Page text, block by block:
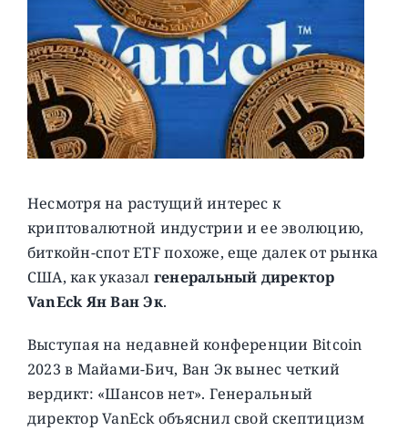
Несмотря на растущий интерес к
криптовалютной индустрии и ее эволюцию,
биткойн-спот ETF похоже, еще далек от рынка
США, как указал генеральный директор
VanEck Ян Ван Эк.
Выступая на недавней конференции Bitcoin
2023 в Майами-Бич, Ван Эк вынес четкий
вердикт: «Шансов нет». Генеральный
директор VanEck объяснил свой скептицизм